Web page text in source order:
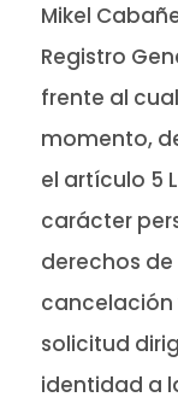
Mikel
Registro
frente al
momento,
el artículo 5
carácter
derechos
cancelación
solicitud
identidad a